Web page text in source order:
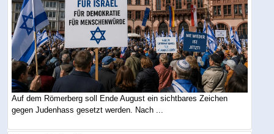
Auf dem Römerberg soll Ende August ein sichtbares Zeichen
gegen Judenhass gesetzt werden. Nach ...